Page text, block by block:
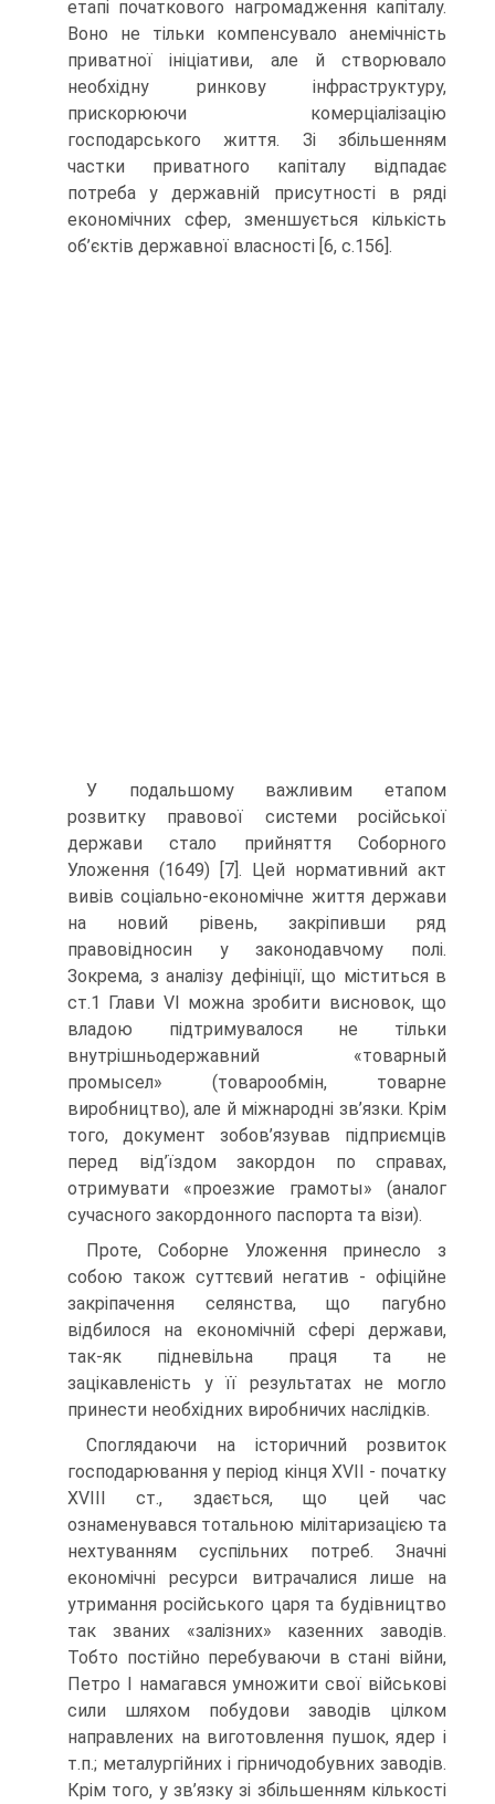
етапі початкового нагромадження капіталу.
Воно не тільки компенсувало анемічність
приватної ініціативи, але й створювало
необхідну ринкову інфраструктуру,
прискорюючи комерціалізацію
господарського життя. Зі збільшенням
частки приватного капіталу відпадає
потреба у державній присутності в ряді
економічних сфер, зменшується кількість
об’єктів державної власності [6, с.156].
У подальшому важливим етапом
розвитку правової системи російської
держави стало прийняття Соборного
Уложення (1649) [7]. Цей нормативний акт
вивів соціально-економічне життя держави
на новий рівень, закріпивши ряд
правовідносин у законодавчому полі.
Зокрема, з аналізу дефініції, що міститься в
ст.1 Глави VI можна зробити висновок, що
владою підтримувалося не тільки
внутрішньодержавний «товарный
промысел» (товарообмін, товарне
виробництво), але й міжнародні зв’язки. Крім
того, документ зобов’язував підприємців
перед від’їздом закордон по справах,
отримувати «проезжие грамоты» (аналог
сучасного закордонного паспорта та візи).
Проте, Соборне Уложення принесло з
собою також суттєвий негатив - офіційне
закріпачення селянства, що пагубно
відбилося на економічній сфері держави,
так-як підневільна праця та не
зацікавленість у її результатах не могло
принести необхідних виробничих наслідків.
Споглядаючи на історичний розвиток
господарювання у період кінця XVII - початку
XVIII ст., здається, що цей час
ознаменувався тотальною мілітаризацією та
нехтуванням суспільних потреб. Значні
економічні ресурси витрачалися лише на
утримання російського царя та будівництво
так званих «залізних» казенних заводів.
Тобто постійно перебуваючи в стані війни,
Петро I намагався умножити свої військові
сили шляхом побудови заводів цілком
направлених на виготовлення пушок, ядер і
т.п.; металургійних і гірничодобувних заводів.
Крім того, у зв’язку зі збільшенням кількості